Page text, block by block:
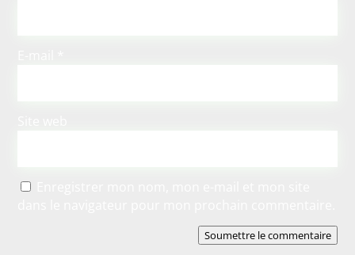
Soumettre le commentaire